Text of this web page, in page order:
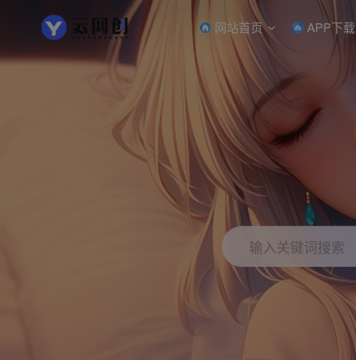
网站首页 APP下载
输入关键词搜索